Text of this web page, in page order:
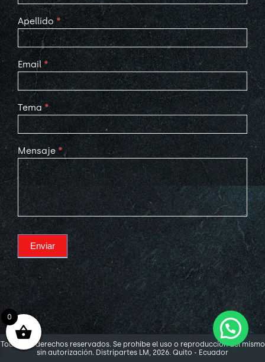
Apellido *
Email *
Tema *
Mensaje *
Enviar
Todos los derechos reservados. Se prohibe el uso o reproducción del mismo
sin autorización. Distripartes LM, 2026. Quito - Ecuador
0